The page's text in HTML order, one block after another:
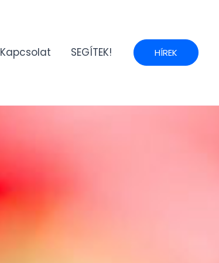
Kapcsolat SEGÍTEK! HÍREK